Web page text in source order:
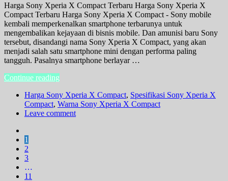
Harga Sony Xperia X Compact Terbaru Harga Sony Xperia X
Compact Terbaru Harga Sony Xperia X Compact - Sony mobile
kembali memperkenalkan smartphone terbarunya untuk
mengembalikan kejayaan di bisnis mobile. Dan amunisi baru Sony
tersebut, disandangi nama Sony Xperia X Compact, yang akan
menjadi salah satu smartphone mini dengan performa paling
tangguh. Pasalnya smartphone berlayar …
Continue reading
Harga Sony Xperia X Compact, Spesifikasi Sony Xperia X
Compact, Warna Sony Xperia X Compact
Leave comment
1
2
3
…
11